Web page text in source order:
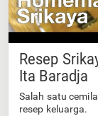
Resep
Ita Baradja
Salah satu
resep keluarga.